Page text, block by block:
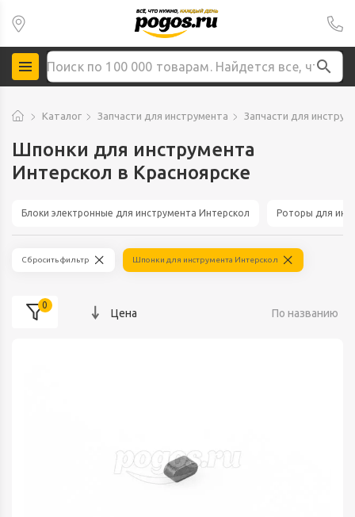
Каталог Запчасти для инструмента Запчасти для
Шпонки для инструмента
Интерскол в Красноярске
Блоки электронные для инструмента Интерскол Роторы для
Сбросить фильтр Шпонки для инструмента Интерскол
0
Цена По названию